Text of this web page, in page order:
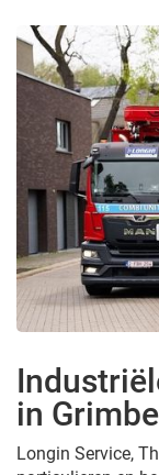
in
Longin Service,